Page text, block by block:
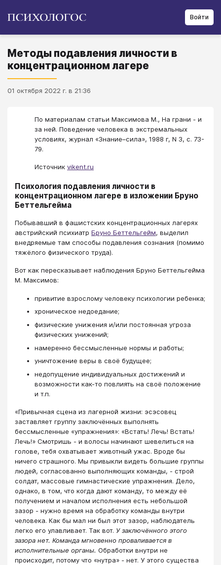
Войти
Методы подавления личности в
концентрационном лагере
01 октября 2022 г. в 21:36
По материалам статьи Максимова М., На грани - и
за ней. Поведение человека в экстремальных
условиях, журнал «Знание–сила», 1988 г, N 3, c. 73-
79.
Источник vikent.ru
Психология подавления личности в
концентрационном лагере в изложении Бруно
Беттельгейма
Побывавший в фашистских концентрационных лагерях
австрийский психиатр Бруно Беттельгейм, выделил
внедряемые там способы подавления сознания (помимо
тяжёлого физического труда).
Вот как пересказывает наблюдения Бруно Беттельгейма
М. Максимов:
привитие взрослому человеку психологии ребенка;
хроническое недоедание;
физические унижения и/или постоянная угроза
физических унижений;
намеренно бессмысленные нормы и работы;
уничтожение веры в своё будущее;
недопущение индивидуальных достижений и
возможности как-то повлиять на своё положение
и т.п.
«Привычная сцена из лагерной жизни: эсэсовец
заставляет группу заключённых выполнять
бессмысленные «упражнения»: «Встать! Лечь! Встать!
Лечь!» Смотришь - и волосы начинают шевелиться на
голове, тебя охватывает животный ужас. Вроде бы
ничего страшного. Мы привыкли видеть большие группы
людей, согласованно выполняющих команды, - строй
солдат, массовые гимнастические упражнения. Дело,
однако, в том, что когда дают команду, то между её
получением и началом исполнения есть небольшой
зазор - нужно время на обработку команды внутри
человека. Как бы мал ни был этот зазор, наблюдатель
легко его улавливает. Так вот. У заключённого этого
зазора нет. Команда мгновенно проваливается в
исполнительные органы. Обработки внутри не
происходит, потому что «нутра» - нет. У этого существа